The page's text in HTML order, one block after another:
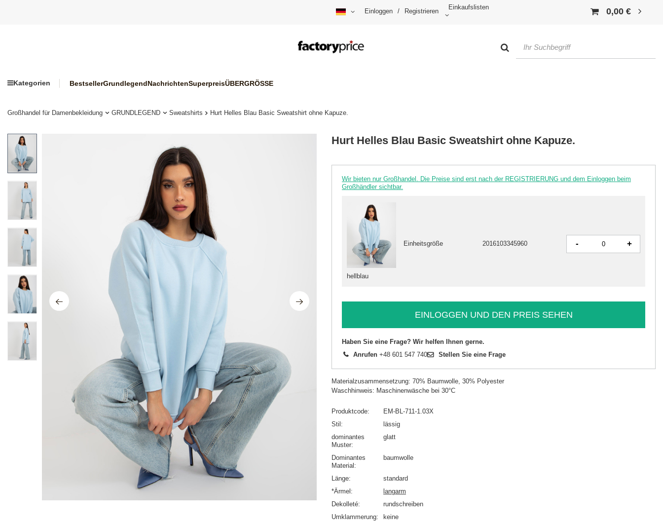
Einloggen / Registrieren
Einkaufslisten 0,00 €
Kategorien BestsellerGrundlegendNachrichtenSuperpreisÜBERGRÖSSE
Großhandel für Damenbekleidung GRUNDLEGEND Sweatshirts Hurt Helles Blau Basic Sweatshirt ohne Kapuze.
Hurt Helles Blau Basic Sweatshirt ohne Kapuze.
Wir bieten nur Großhandel. Die Preise sind erst nach der REGISTRIERUNG und dem Einloggen beim
Großhändler sichtbar.
hellblau
Einheitsgröße 2016103345960 - +
EINLOGGEN UND DEN PREIS SEHEN
Haben Sie eine Frage? Wir helfen Ihnen gerne.
Anrufen +48 601 547 740 Stellen Sie eine Frage
Materialzusammensetzung: 70% Baumwolle, 30% Polyester
Waschhinweis: Maschinenwäsche bei 30°C
Produktcode
EM-BL-711-1.03X
Stil
lässig
dominantes
Muster
glatt
Dominantes
Material
baumwolle
Länge
standard
*Ärmel
langarm
Dekolleté
rundschreiben
Umklammerung
keine